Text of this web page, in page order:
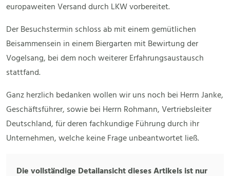
europaweiten Versand durch LKW vorbereitet.
Der Besuchstermin schloss ab mit einem gemütlichen
Beisammensein in einem Biergarten mit Bewirtung der
Vogelsang, bei dem noch weiterer Erfahrungsaustausch
stattfand.
Ganz herzlich bedanken wollen wir uns noch bei Herrn Janke,
Geschäftsführer, sowie bei Herrn Rohmann, Vertriebsleiter
Deutschland, für deren fachkundige Führung durch ihr
Unternehmen, welche keine Frage unbeantwortet ließ.
Die vollständige Detailansicht dieses Artikels ist nur